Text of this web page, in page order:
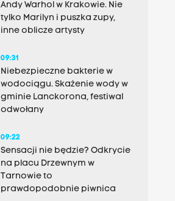
Andy Warhol w Krakowie. Nie
tylko Marilyn i puszka zupy,
inne oblicze artysty
09:31
Niebezpieczne bakterie w
wodociągu. Skażenie wody w
gminie Lanckorona, festiwal
odwołany
09:22
Sensacji nie będzie? Odkrycie
na placu Drzewnym w
Tarnowie to
prawdopodobnie piwnica